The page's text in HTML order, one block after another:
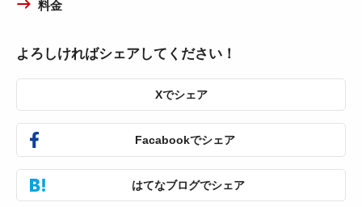
料金
よろしければシェアしてください！
Xでシェア
Facabookでシェア
はてなブログでシェア